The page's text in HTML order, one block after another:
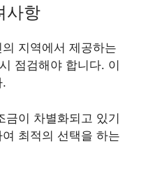
사항
지역에서 제공하는
점검해야 합니다. 이
.
금이 차별화되고 있기
최적의 선택을 하는